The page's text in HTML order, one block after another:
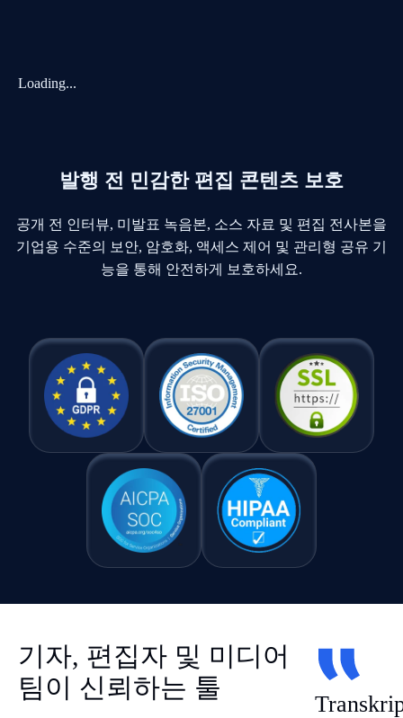
Loading...
발행 전 민감한 편집 콘텐츠 보호
공개 전 인터뷰, 미발표 녹음본, 소스 자료 및 편집 전사본을
기업용 수준의 보안, 암호화, 액세스 제어 및 관리형 공유 기
능을 통해 안전하게 보호하세요.
기자, 편집자 및 미디어
팀이 신뢰하는 툴